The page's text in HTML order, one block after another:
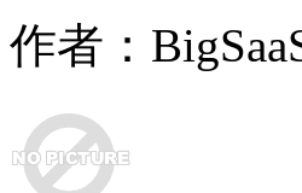
作者：